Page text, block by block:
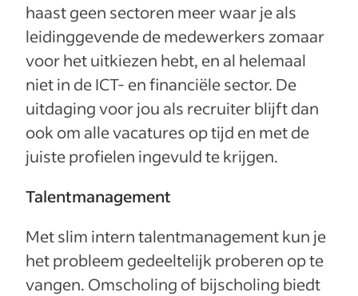
haast geen sectoren meer waar je als
leidinggevende de medewerkers zomaar
voor het uitkiezen hebt, en al helemaal
niet in de ICT- en financiële sector. De
uitdaging voor jou als recruiter blijft dan
ook om alle vacatures op tijd en met de
juiste profielen ingevuld te krijgen.
Talentmanagement
Met slim intern talentmanagement kun je
het probleem gedeeltelijk proberen op te
vangen. Omscholing of bijscholing biedt